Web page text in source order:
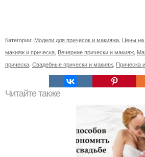
Категории: Модели для причесок и макияжа, Цены на
макияж и прическа, Вечерние прически и макияж,
прическа, Свадебные прически и макияж, Прическа
Читайте также